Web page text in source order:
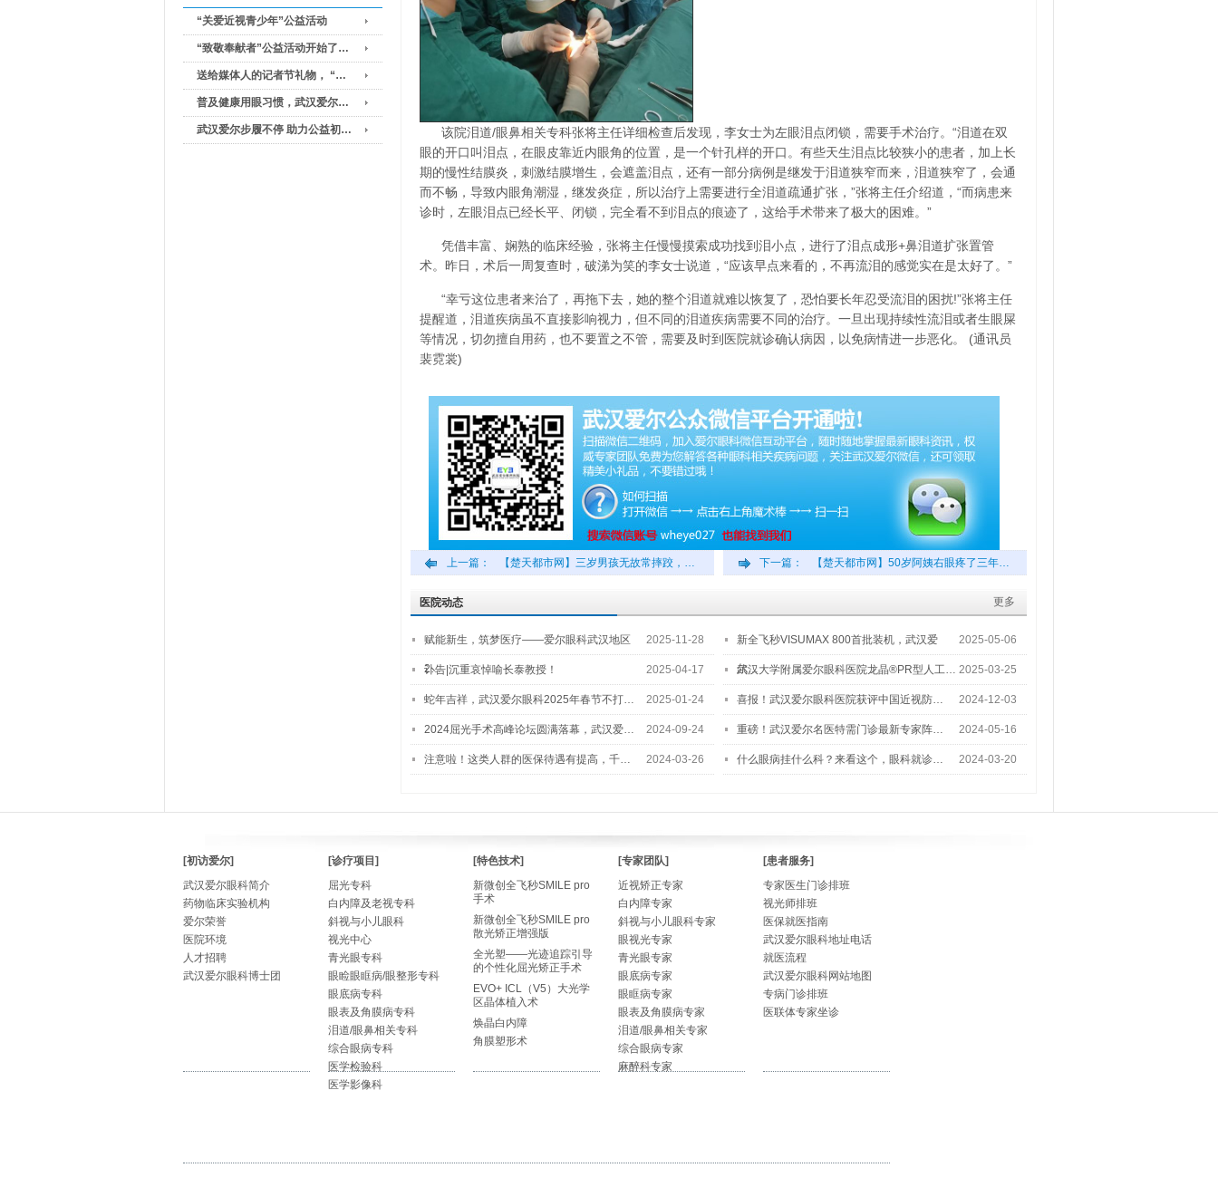
“关爱近视青少年”公益活动
“致敬奉献者”公益活动开始了…
送给媒体人的记者节礼物， “…
普及健康用眼习惯，武汉爱尔…
武汉爱尔步履不停 助力公益初…
该院泪道/眼鼻相关专科张将主任详细检查后发现，李女士为左眼泪点闭锁，需要手术治疗。“泪道在双
眼的开口叫泪点，在眼皮靠近内眼角的位置，是一个针孔样的开口。有些天生泪点比较狭小的患者，加上长
期的慢性结膜炎，刺激结膜增生，会遮盖泪点，还有一部分病例是继发于泪道狭窄而来，泪道狭窄了，会通
而不畅，导致内眼角潮湿，继发炎症，所以治疗上需要进行全泪道疏通扩张，”张将主任介绍道，“而病患来
诊时，左眼泪点已经长平、闭锁，完全看不到泪点的痕迹了，这给手术带来了极大的困难。”
凭借丰富、娴熟的临床经验，张将主任慢慢摸索成功找到泪小点，进行了泪点成形+鼻泪道扩张置管
术。昨日，术后一周复查时，破涕为笑的李女士说道，“应该早点来看的，不再流泪的感觉实在是太好了。”
“幸亏这位患者来治了，再拖下去，她的整个泪道就难以恢复了，恐怕要长年忍受流泪的困扰!”张将主任
提醒道，泪道疾病虽不直接影响视力，但不同的泪道疾病需要不同的治疗。一旦出现持续性流泪或者生眼屎
等情况，切勿擅自用药，也不要置之不管，需要及时到医院就诊确认病因，以免病情进一步恶化。 (通讯员
裴霓裳)
上一篇： 【楚天都市网】三岁男孩无故常摔跤，… 下一篇： 【楚天都市网】50岁阿姨右眼疼了三年…
更多
医院动态
赋能新生，筑梦医疗——爱尔眼科武汉地区
2…
2025-11-28 新全飞秒VISUMAX 800首批装机，武汉爱
尔…
2025-05-06
讣告|沉重哀悼喻长泰教授！ 2025-04-17 武汉大学附属爱尔眼科医院龙晶®PR型人工… 2025-03-25
蛇年吉祥，武汉爱尔眼科2025年春节不打… 2025-01-24 喜报！武汉爱尔眼科医院获评中国近视防… 2024-12-03
2024屈光手术高峰论坛圆满落幕，武汉爱… 2024-09-24 重磅！武汉爱尔名医特需门诊最新专家阵… 2024-05-16
注意啦！这类人群的医保待遇有提高，千… 2024-03-26 什么眼病挂什么科？来看这个，眼科就诊… 2024-03-20
[初访爱尔]
武汉爱尔眼科简介
药物临床实验机构
爱尔荣誉
医院环境
人才招聘
武汉爱尔眼科博士团
[诊疗项目]
屈光专科
白内障及老视专科
斜视与小儿眼科
视光中心
青光眼专科
眼睑眼眶病/眼整形专科
眼底病专科
眼表及角膜病专科
泪道/眼鼻相关专科
综合眼病专科
医学检验科
医学影像科
[特色技术]
新微创全飞秒SMILE pro
手术
新微创全飞秒SMILE pro
散光矫正增强版
全光塑——光迹追踪引导
的个性化屈光矫正手术
EVO+ ICL（V5）大光学
区晶体植入术
焕晶白内障
角膜塑形术
[专家团队]
近视矫正专家
白内障专家
斜视与小儿眼科专家
眼视光专家
青光眼专家
眼底病专家
眼眶病专家
眼表及角膜病专家
泪道/眼鼻相关专家
综合眼病专家
麻醉科专家
[患者服务]
专家医生门诊排班
视光师排班
医保就医指南
武汉爱尔眼科地址电话
就医流程
武汉爱尔眼科网站地图
专病门诊排班
医联体专家坐诊